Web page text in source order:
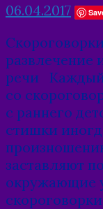
06.04.2017
развлечение
речи Каждый
со
с раннего
стишки
заставляют
окружающие